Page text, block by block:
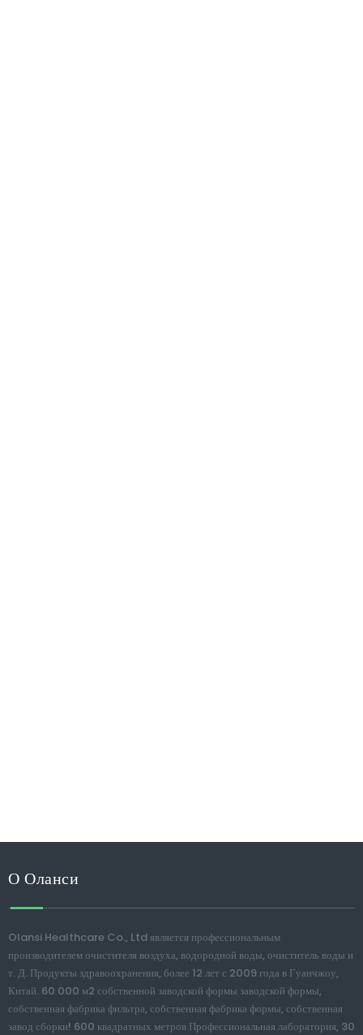
О Оланси
Olansi Healthcare Co., Ltd является профессиональным
производителем очистителя воздуха, водородной воды, очиститель воды и
т. Д. Продукты здравоохранения, более 12 лет с 2009 года в Гуанчжоу,
Китай. 60 000 м2 собственной заводской формы заводской формы,
собственная фабрика фильтра, собственная фабрика формы, собственная
завод сборки! 600 квадратных метров Профессиональная лаборатория, 30